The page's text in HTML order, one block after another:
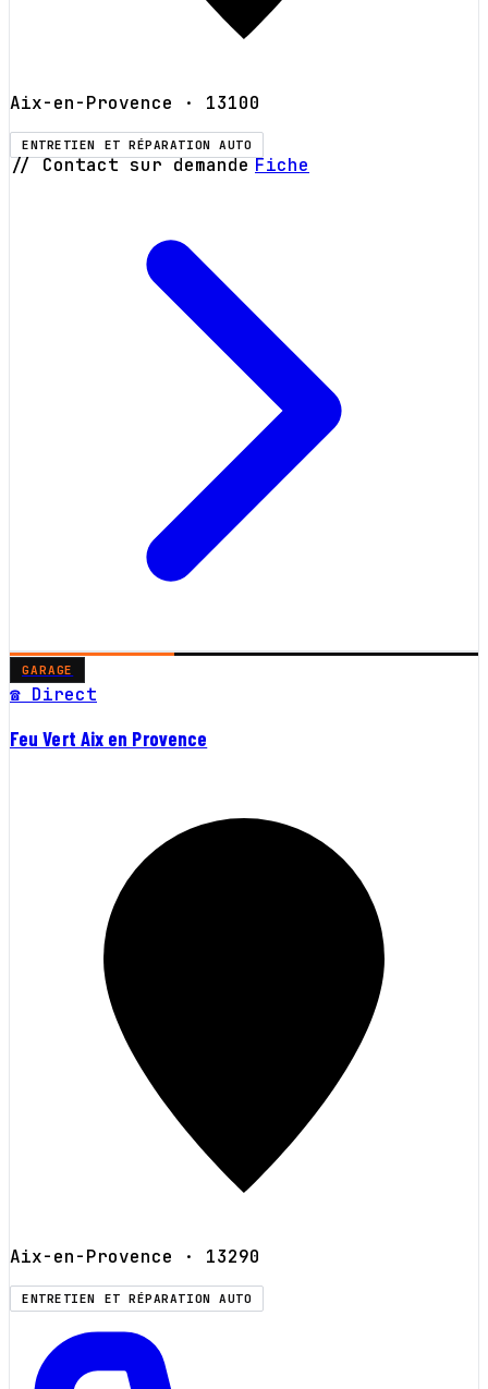
Aix-en-Provence · 13100
ENTRETIEN ET RÉPARATION AUTO
// Contact sur demande Fiche
GARAGE
☎ Direct
Feu Vert Aix en Provence
Aix-en-Provence · 13290
ENTRETIEN ET RÉPARATION AUTO